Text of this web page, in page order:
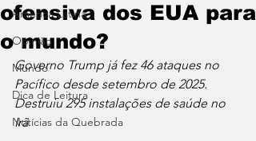
América Latina
Opinião
Mundo
Dica de Leitura
Notícias da Quebrada
ofensiva dos EUA para
o mundo?
Governo Trump já fez 46 ataques no
Pacífico desde setembro de 2025.
Destruiu 295 instalações de saúde no
Irã